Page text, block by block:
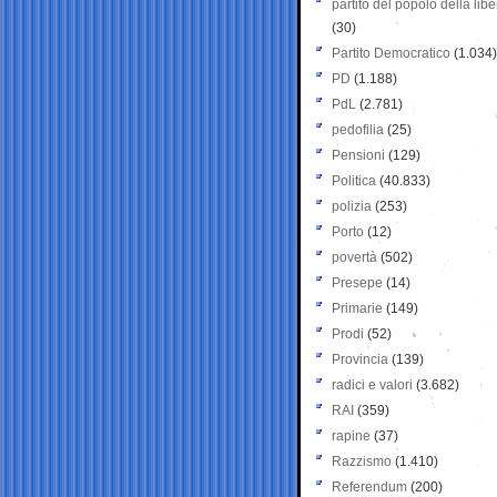
partito del popolo della
(30)
Partito Democratico (1.034)
PD (1.188)
PdL (2.781)
pedofilia (25)
Pensioni (129)
Politica (40.833)
polizia (253)
Porto (12)
povertà (502)
Presepe (14)
Primarie (149)
Prodi (52)
Provincia (139)
radici e valori (3.682)
RAI (359)
rapine (37)
Razzismo (1.410)
Referendum (200)